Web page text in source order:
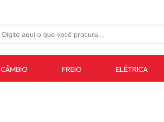
CÂMBIO FREIO ELÉTRICA